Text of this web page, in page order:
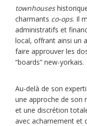
townhouses
charmants co-ops. Il
administratifs et
local, offrant ainsi un
faire approuver les
“boards” new-yorkais.
Au-delà de son
une approche de son
et une discrétion
avec acharnement et